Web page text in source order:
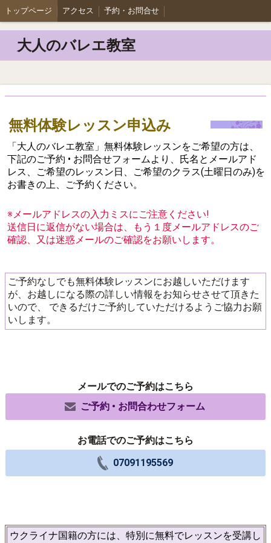
トップページ アクセス 予約・お問合せ
大人のバレエ教室
無料体験レッスン申込み
「大人のバレエ教室」無料体験レッスンをご希望の方は、
下記のご予約 • お問合せフォームより、氏名とメールアド
レス、ご希望のレッスン日、ご希望のクラス(土曜日のみ)を
お書きの上、ご予約ください。
※メールアドレスの入力ミスにご注意ください!
送信日に返信がない場合は、もう１度メールアドレスのご
確認、又は迷惑メールのご確認をお願いします。
ご予約なしでも無料体験レッスンにお越しいただけます
が、お越しになる際の詳しい情報をお知らせさせて頂きた
いので、 できるだけご予約していただけるようご協力お願
いします。
メールでのご予約はこちら
ご予約 • お問合わせフォーム
お電話でのご予約はこちら
07091195569
ウクライナ国籍の方には、特別に無料でレッスンを受講し